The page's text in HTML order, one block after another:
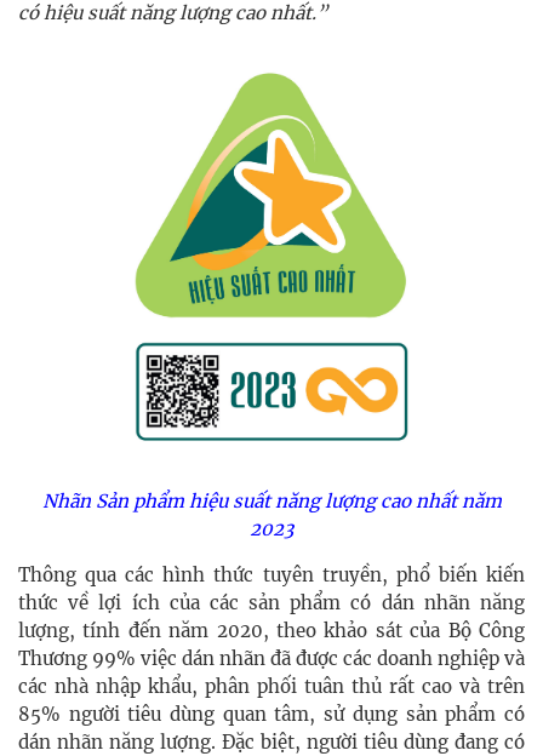
có hiệu suất năng lượng cao nhất.”
Nhãn Sản phẩm hiệu suất năng lượng cao nhất năm
2023
Thông qua các hình thức tuyên truyền, phổ biến kiến
thức về lợi ích của các sản phẩm có dán nhãn năng
lượng, tính đến năm 2020, theo khảo sát của Bộ Công
Thương 99% việc dán nhãn đã được các doanh nghiệp và
các nhà nhập khẩu, phân phối tuân thủ rất cao và trên
85% người tiêu dùng quan tâm, sử dụng sản phẩm có
dán nhãn năng lượng. Đặc biệt, người tiêu dùng đang có